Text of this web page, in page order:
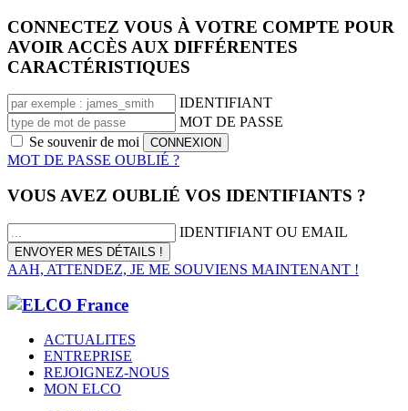
CONNECTEZ VOUS À VOTRE COMPTE POUR
AVOIR ACCÈS AUX DIFFÉRENTES
CARACTÉRISTIQUES
IDENTIFIANT
MOT DE PASSE
Se souvenir de moi
MOT DE PASSE OUBLIÉ ?
VOUS AVEZ OUBLIÉ VOS IDENTIFIANTS ?
IDENTIFIANT OU EMAIL
AAH, ATTENDEZ, JE ME SOUVIENS MAINTENANT !
ACTUALITES
ENTREPRISE
REJOIGNEZ-NOUS
MON ELCO